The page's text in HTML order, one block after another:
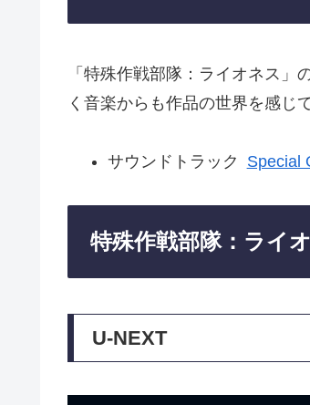
「特殊作戦部隊：ライオネス
く音楽からも作品の世界を感じ
サウンドトラック Special
特殊作戦部隊：ライ
U-NEXT